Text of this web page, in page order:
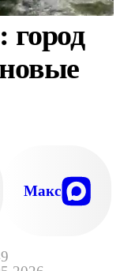
город
Макс